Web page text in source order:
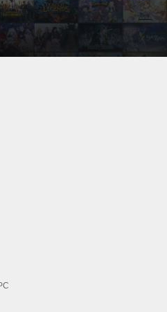
Need for
trên PC với